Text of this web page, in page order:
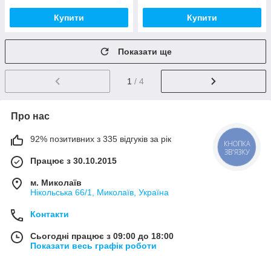
Купити Купити
Показати ще
1 / 4
Про нас
92% позитивних з 335 відгуків за рік
Працює з 30.10.2015
м. Миколаїв
Нікольська 66/1, Миколаїв, Україна
Контакти
Сьогодні працює з 09:00 до 18:00
Показати весь графік роботи
КНОПКА
ЗВ'ЯЗКУ